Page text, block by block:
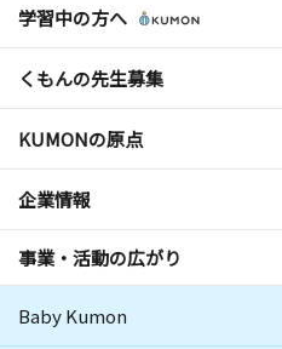
学習中の方へ
くもんの先生募集
KUMONの原点
企業情報
事業・活動の広がり
Baby Kumon